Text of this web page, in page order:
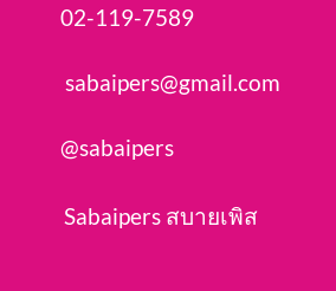
02-119-7589
sabaipers@gmail.com
@sabaipers
Sabaipers สบายเพิส